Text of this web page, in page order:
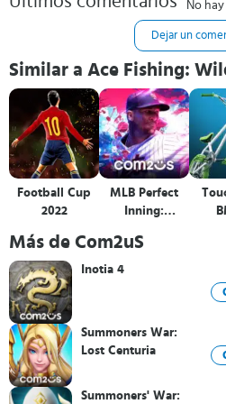
No
Dejar un
Similar a Ace Fishing:
Football Cup
2022
MLB Perfect
Inning:
Más de Com2uS
Inotia 4
Summoners War:
Lost Centuria
Summoners' War: